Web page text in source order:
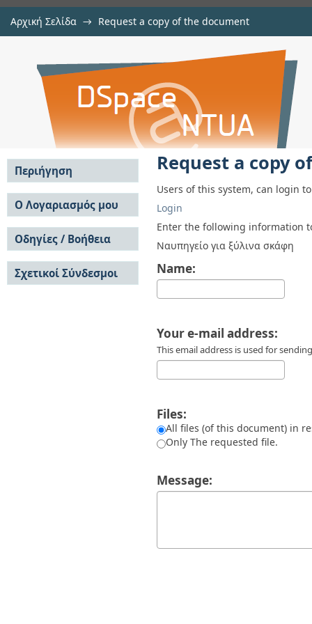
Αρχική Σελίδα → Request a copy of the document
Request a copy of the document
Request a copy
Users of this system, can login
Login
Enter the following information
Ναυπηγείο για ξύλινα σκάφη
Name:
Your e-mail address:
This email address is used for
Files:
All files (of this document) in
Only The requested file.
Message:
Περιήγηση
Σε όλο το DSpace
Κοινότητες & Συλλογές
Ανά Ημερομηνία
Έκδοσης
Συγγραφείς
Τίτλοι
Θέματα
Ο Λογαριασμός μου
Σύνδεση
Εγγραφή
Οδηγίες / Βοήθεια
Οδηγίες Υποβολής
Οδηγίες Χρήσης ΙΑ
Συχνές Ερωτήσεις
Σχετικοί Σύνδεσμοι